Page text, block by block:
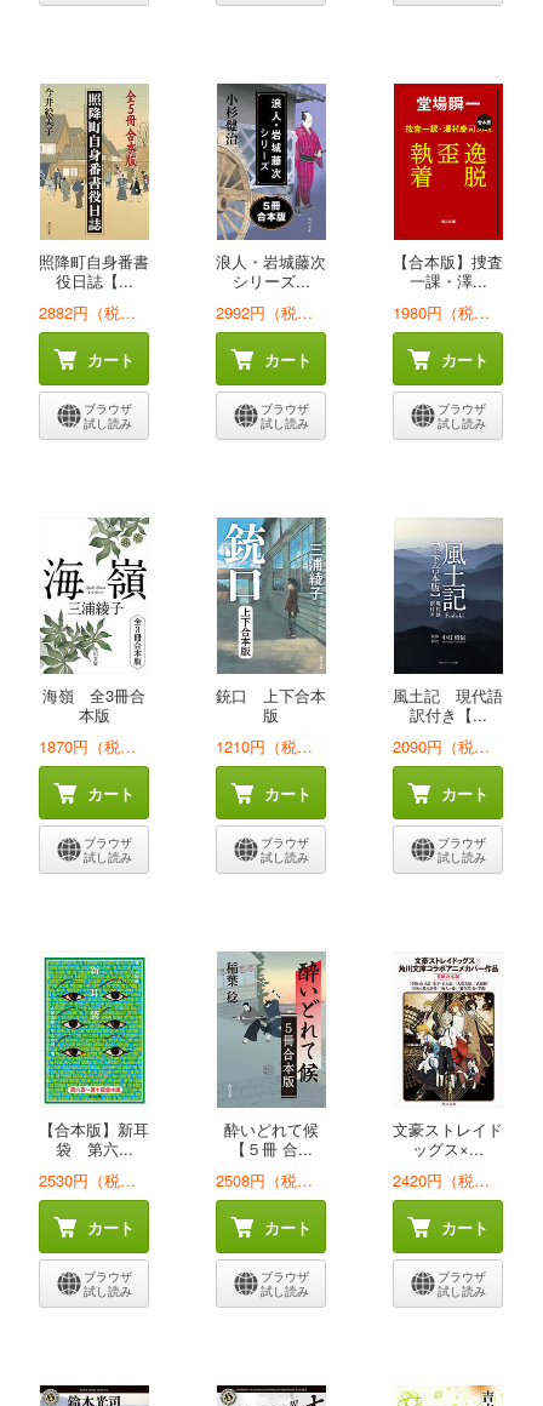
照降町自身番書
役日誌【...
2882円（税込）
カート
ブラウザ
試し読み
浪人・岩城藤次
シリーズ...
2992円（税込）
カート
ブラウザ
試し読み
【合本版】捜査
一課・澤...
1980円（税込）
カート
ブラウザ
試し読み
海嶺 全3冊合
本版
1870円（税込）
カート
ブラウザ
試し読み
銃口 上下合本
版
1210円（税込）
カート
ブラウザ
試し読み
風土記 現代語
訳付き【...
2090円（税込）
カート
ブラウザ
試し読み
【合本版】新耳
袋 第六...
2530円（税込）
カート
ブラウザ
試し読み
酔いどれて候
【５冊 合...
2508円（税込）
カート
ブラウザ
試し読み
文豪ストレイド
ッグス×...
2420円（税込）
カート
ブラウザ
試し読み